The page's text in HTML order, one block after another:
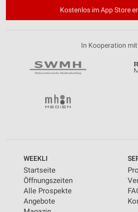
Kostenlos im App Store
In Kooperation
WEEKLI
Startseite
Öffnungszeiten
Alle Prospekte
Angebote